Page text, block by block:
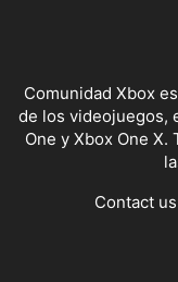
Comunidad Xbox
de los videojuegos,
One y Xbox One
Contact